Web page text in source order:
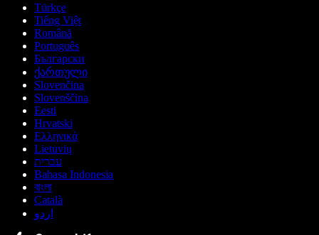
Türkçe
Tiếng Việt
Română
Português
Български
ქართული
Slovenčina
Slovenščina
Eesti
Hrvatski
Ελληνικά
Lietuvių
עברית
Bahasa Indonesia
বাংলা
Català
اردو